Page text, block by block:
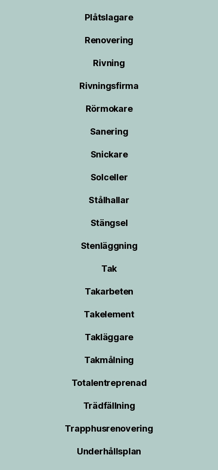
Plåtslagare
Renovering
Rivning
Rivningsfirma
Rörmokare
Sanering
Snickare
Solceller
Stålhallar
Stängsel
Stenläggning
Tak
Takarbeten
Takelement
Takläggare
Takmålning
Totalentreprenad
Trädfällning
Trapphusrenovering
Underhållsplan